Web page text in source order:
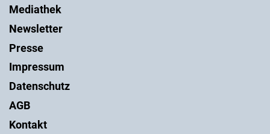
Mediathek
Newsletter
Presse
Impressum
Datenschutz
AGB
Kontakt